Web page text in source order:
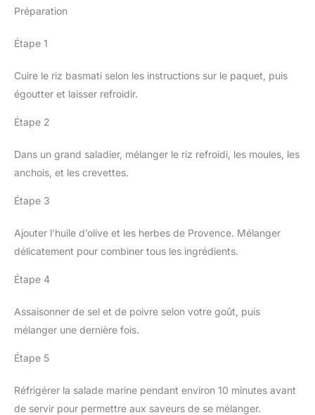
Préparation
Étape 1
Cuire le riz basmati selon les instructions sur le paquet, puis
égoutter et laisser refroidir.
Étape 2
Dans un grand saladier, mélanger le riz refroidi, les moules, les
anchois, et les crevettes.
Étape 3
Ajouter l’huile d’olive et les herbes de Provence. Mélanger
délicatement pour combiner tous les ingrédients.
Étape 4
Assaisonner de sel et de poivre selon votre goût, puis
mélanger une dernière fois.
Étape 5
Réfrigérer la salade marine pendant environ 10 minutes avant
de servir pour permettre aux saveurs de se mélanger.